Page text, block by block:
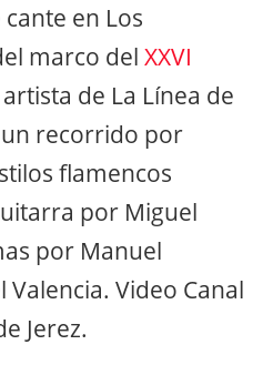
en Los
marco del XXVI
artista de La Línea de
recorrido por
flamencos
por Miguel
por Manuel
Video Canal
Jerez.